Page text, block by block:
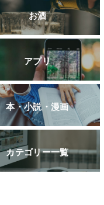
お酒
アプリ
本・小説・漫画
カテゴリー一覧